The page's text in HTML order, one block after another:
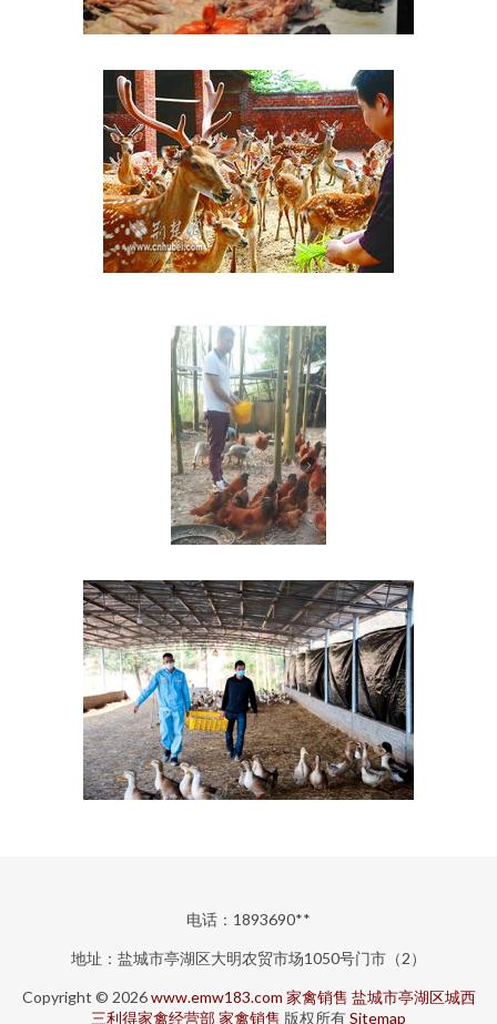
电话：1893690**
地址：盐城市亭湖区大明农贸市场1050号门市（2）
Copyright © 2026www.emw183.com 家禽销售 盐城市亭湖区城西
三利得家禽经营部家禽销售 版权所有Sitemap